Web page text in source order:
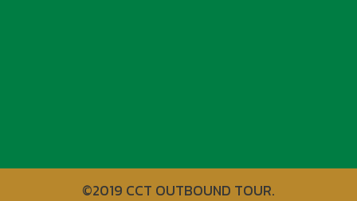
©2019 CCT OUTBOUND TOUR.